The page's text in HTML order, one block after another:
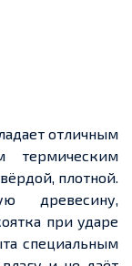
отличным
термическим
плотной.
древесину,
при ударе
специальным